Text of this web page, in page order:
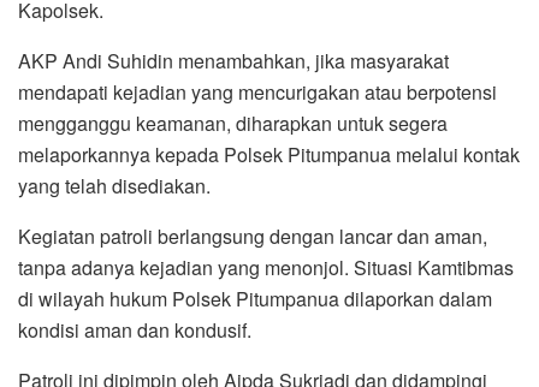
Kapolsek.
AKP Andi Suhidin menambahkan, jika masyarakat
mendapati kejadian yang mencurigakan atau berpotensi
mengganggu keamanan, diharapkan untuk segera
melaporkannya kepada Polsek Pitumpanua melalui kontak
yang telah disediakan.
Kegiatan patroli berlangsung dengan lancar dan aman,
tanpa adanya kejadian yang menonjol. Situasi Kamtibmas
di wilayah hukum Polsek Pitumpanua dilaporkan dalam
kondisi aman dan kondusif.
Patroli ini dipimpin oleh Aipda Sukriadi dan didampingi